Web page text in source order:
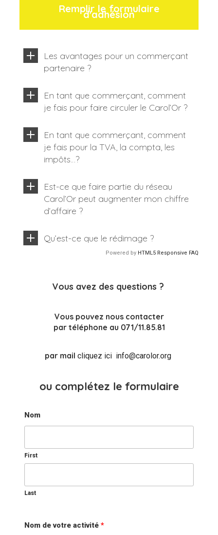
Remplir le formulaire
d'adhésion
Les avantages pour un commerçant
partenaire ?
En tant que commerçant, comment
je fais pour faire circuler le Carol’Or ?
En tant que commerçant, comment
je fais pour la TVA, la compta, les
impôts…?
Est-ce que faire partie du réseau
Carol’Or peut augmenter mon chiffre
d’affaire ?
Qu’est-ce que le rédimage ?
Powered by HTML5 Responsive FAQ
Vous avez des questions ?
Vous pouvez nous contacter
par téléphone au 071/11.85.81
par mail cliquez ici info@carolor.org
ou complétez le formulaire
Nom
First
Last
Nom de votre activité *